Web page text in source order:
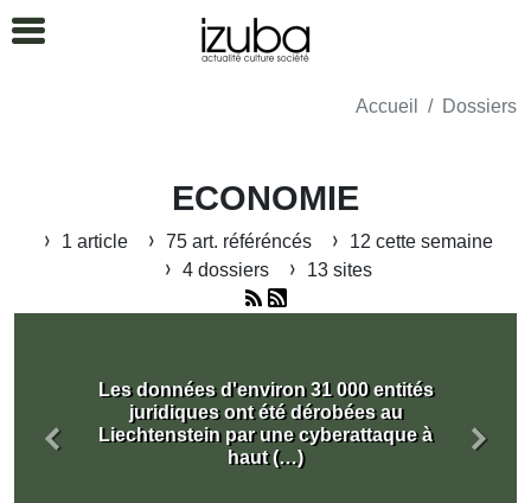
Accueil Dossiers
ECONOMIE
1 article 75 art. référéncés
12 cette semaine
4 dossiers
13 sites
Les données d'environ 31 000 entités
juridiques ont été dérobées au
Liechtenstein par une cyberattaque à
haut (…)
Précédent